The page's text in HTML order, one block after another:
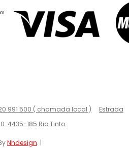
991 500 ( chamada local )
Estrada
4435-185 Rio Tinto.
Nhdesign. |